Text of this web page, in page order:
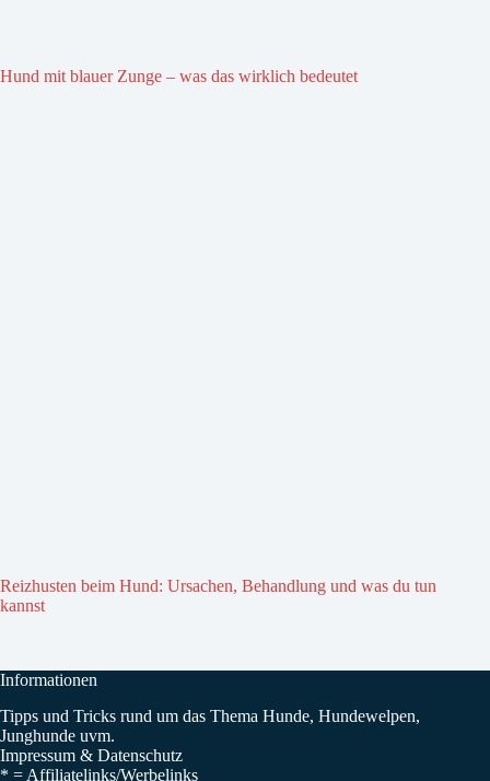
Hund mit blauer Zunge – was das wirklich bedeutet
Reizhusten beim Hund: Ursachen, Behandlung und was du tun
kannst
Informationen
Tipps und Tricks rund um das Thema Hunde, Hundewelpen,
Junghunde uvm.
Impressum & Datenschutz
* = Affiliatelinks/Werbelinks